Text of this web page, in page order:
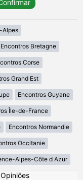
Alpes
Encontros Bretagne
Corse
Grand Est
Encontros Guyane
Île-de-France
Encontros Normandie
Occitanie
Alpes-Côte d Azur
Opiniões